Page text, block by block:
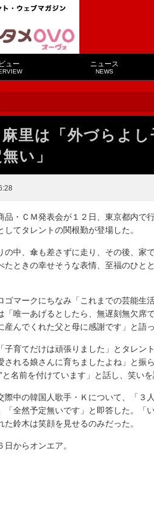
ュー ニュース
NEWS
麻里は「外づらよ
い」
・ＣＭ発表会が１２日、東京都内で
してタレントの関根勤が登場した。
中、傘も差さずに走り、その後、家
たときの幸せそうな表情、至福のひと
マークにちなみ「これまでの芸能生
「唯一あげるとしたら、無遅刻無欠席
産んでくれた父と母に感謝です」と語っ
育てだけは頑張りました」とタレン
される娘さんに育ちましたよね」と振
と名前を付けています」と話し、笑い
中の韓国人歌手・Ｋについて、「３
「全然予定無いです」と即答した。
た鈴木は笑顔を見せるのみだった。
からオンエア。